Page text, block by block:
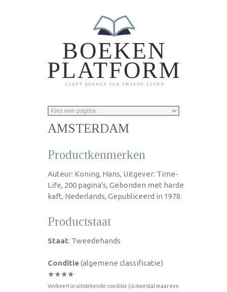
AMSTERDAM
Productkenmerken
Auteur: Koning, Hans, Uitgever: Time-
Life, 200 pagina's, Gebonden met harde
kaft, Nederlands, Gepubliceerd in 1978.
Productstaat
Staat: Tweedehands
Conditie(algemene classificatie)
★★★★
Verkeert in uitstekende conditie (is meestal maar een